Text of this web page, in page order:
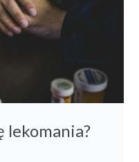
lekomania?